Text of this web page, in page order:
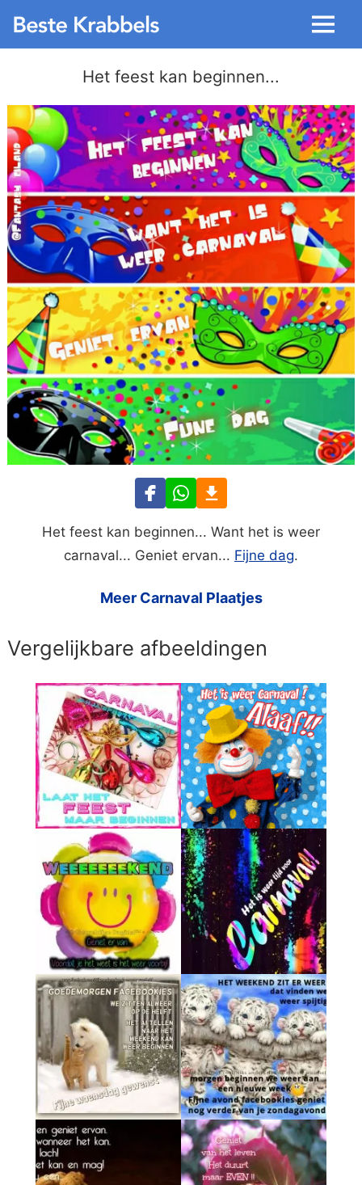
Menu
Het feest kan beginnen...
Het feest kan beginnen... Want het is weer
carnaval... Geniet ervan... Fijne dag.
Meer Carnaval Plaatjes
Vergelijkbare afbeeldingen